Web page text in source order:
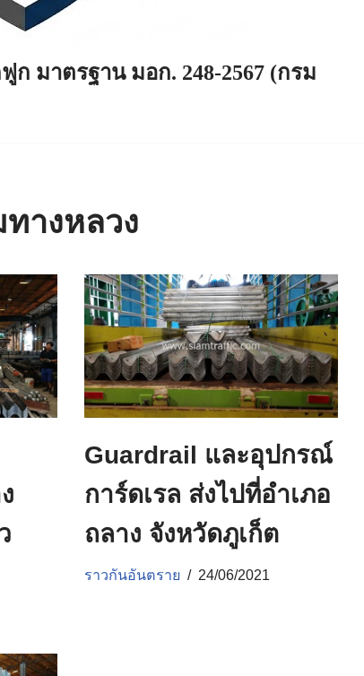
ก มาตรฐาน มอก. 248-2567 (กรม
างหลวง
Guardrail และอุปกรณ์
การ์ดเรล ส่งไปที่อำเภอ
ถลาง จังหวัดภูเก็ต
ราวกันอันตราย 24/06/2021